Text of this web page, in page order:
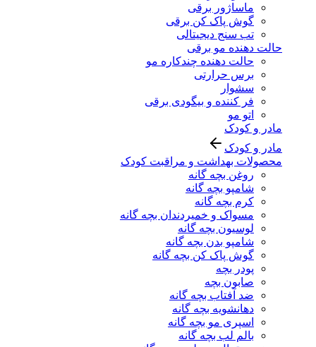
ماساژور برقی
گوش پاک کن برقی
تب سنج دیجیتالی
حالت دهنده مو برقی
حالت دهنده چندکاره مو
برس حرارتی
سشوار
فر کننده و بیگودی برقی
اتو مو
مادر و کودک
مادر و کودک
محصولات بهداشت و مراقبت کودک
روغن بچه گانه
شامپو بچه گانه
کرم بچه گانه
مسواک و خمیردندان بچه گانه
لوسیون بچه گانه
شامپو بدن بچه گانه
گوش پاک کن بچه گانه
پودر بچه
صابون بچه
ضد آفتاب بچه گانه
دهانشویه بچه گانه
اسپری مو بچه گانه
بالم لب بچه گانه